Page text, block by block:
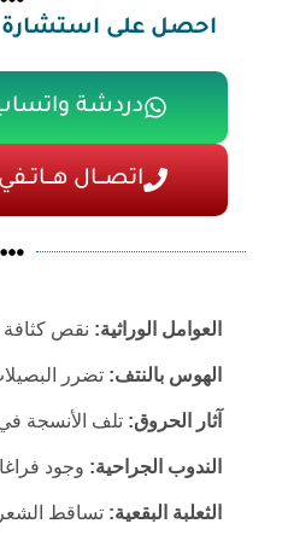
احصل على استشارة
دردشة
اتصـــال هـــاتــفي
العوامل الوراثية: نقص كثافة
الهوس بالنتف: تضرر
آثار الحروق: تلف الأنسجة
الندوب الجراحية: وجود
الثعلبة البقعية: تساقط